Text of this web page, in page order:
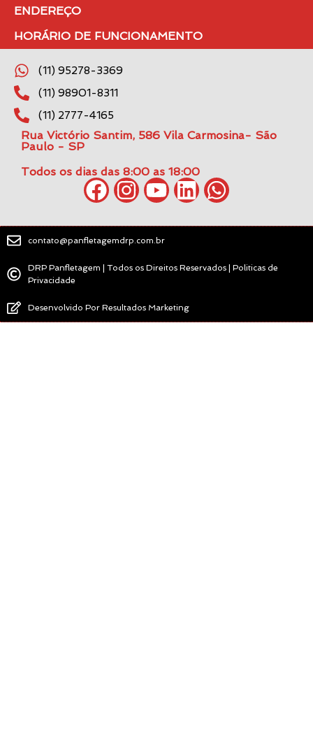
ENDEREÇO
HORÁRIO DE FUNCIONAMENTO
(11) 95278-3369
(11) 98901-8311
(11) 2777-4165
Rua Victório Santim, 586 Vila Carmosina- São
Paulo - SP
Todos os dias das 8:00 as 18:00
contato@panfletagemdrp.com.br
DRP Panfletagem | Todos os Direitos Reservados | Politicas de
Privacidade
Desenvolvido Por Resultados Marketing